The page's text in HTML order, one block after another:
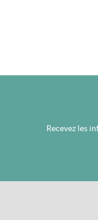
Recevez les